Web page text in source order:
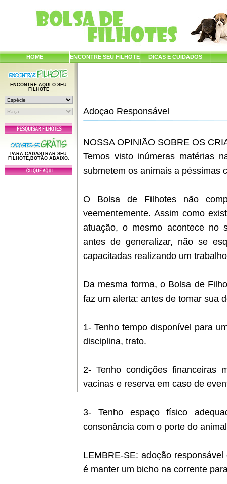
HOME ENCONTRE SEU FILHOTE DICAS E CUIDADOS
ENCONTRE AQUI O SEU
FILHOTE
PARA CADASTRAR SEU
FILHOTE,BOTÃO ABAIXO.
Adoçao Responsável
NOSSA OPINIÃO SOBRE OS
Temos visto inúmeras matérias
submetem os animais a péssimas
O Bolsa de Filhotes não
veementemente. Assim como
atuação, o mesmo acontece no
antes de generalizar, não se
capacitadas realizando um
Da mesma forma, o Bolsa de
faz um alerta: antes de tomar sua
1- Tenho tempo disponível para
disciplina, trato.
2- Tenho condições financeiras
vacinas e reserva em caso de
3- Tenho espaço físico
consonância com o porte do
LEMBRE-SE: adoção
é manter um bicho na corrente